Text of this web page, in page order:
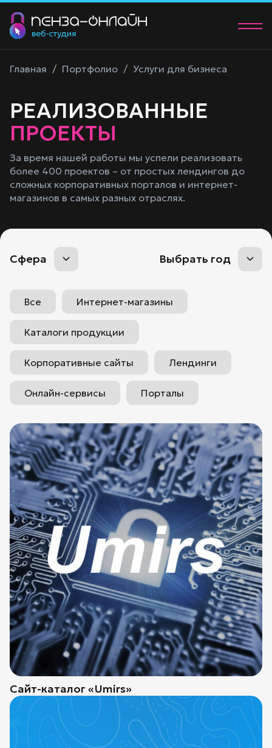
Портфолио
Контакты
+7 (902) 205-83-00
manager@58studio.ru
Обсудить проект
Главная / Портфолио / Услуги для бизнеса
РЕАЛИЗОВАННЫЕ
ПРОЕКТЫ
За время нашей работы мы успели реализовать
более 400 проектов – от простых лендингов до
сложных корпоративных порталов и интернет-
магазинов в самых разных отраслях.
Все Интернет-магазины
Каталоги продукции
Корпоративные сайты Лендинги
Онлайн-сервисы Порталы
Сфера Выбрать год
Сайт-каталог «Umirs»